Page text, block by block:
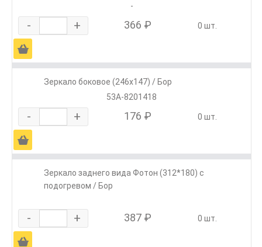
-
- + 366 ₽ 0 шт.
Ä
Зеркало боковое (246х147) / Бор
53A-8201418
- + 176 ₽ 0 шт.
Ä
Зеркало заднего вида Фотон (312*180) с
подогревом / Бор
- + 387 ₽ 0 шт.
Ä